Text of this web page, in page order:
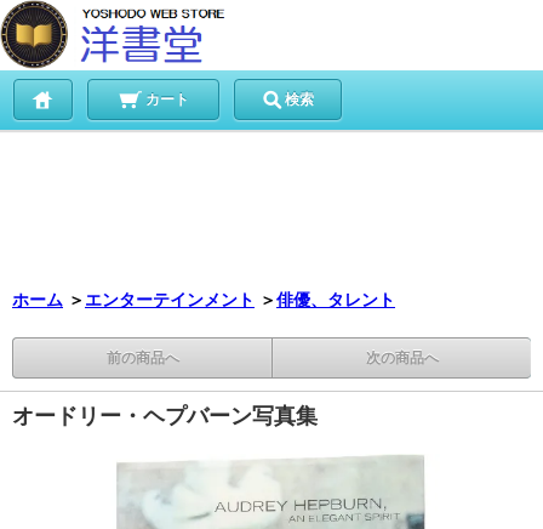
カート 検索
ホーム ＞ エンターテインメント ＞俳優、タレント
前の商品へ 次の商品へ
オードリー・ヘプバーン写真集